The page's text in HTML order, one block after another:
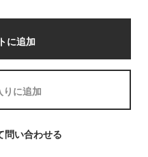
に追加
りに追加
問い合わせる